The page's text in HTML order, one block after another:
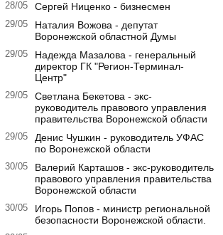
28/05 Сергей Ниценко - бизнесмен
29/05
Наталия Вожова - депутат
Воронежской областной Думы
29/05
Надежда Мазалова - генеральный
директор ГК "Регион-Терминал-
Центр"
29/05
Светлана Бекетова - экс-
руководитель правового управления
правительства Воронежской области
29/05
Денис Чушкин - руководитель УФАС
по Воронежской области
30/05
Валерий Карташов - экс-руководитель
правового управления правительства
Воронежской области
30/05
Игорь Попов - министр региональной
безопасности Воронежской области.